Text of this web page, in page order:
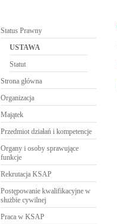
Status Prawny
USTAWA
Statut
Strona główna
Organizacja
Majątek
Przedmiot działań i kompetencje
Organy i osoby sprawujące
funkcje
Rekrutacja KSAP
Postępowanie kwalifikacyjne w
służbie cywilnej
Praca w KSAP